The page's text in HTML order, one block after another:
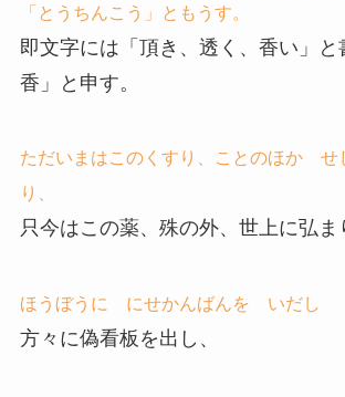
「とうちんこう」ともうす。
即文字には「頂き、透く、香い」と
香」と申す。
ただいまはこのくすり、ことのほか せ
り、
只今はこの薬、殊の外、世上に弘ま
ほうぼうに にせかんばんを いだし
方々に偽看板を出し、